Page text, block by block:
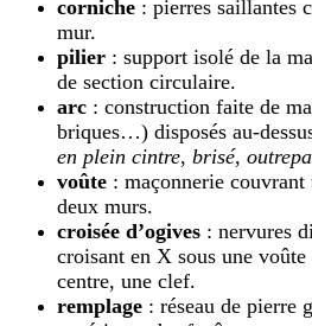
corniche : pierres saillantes
mur.
pilier : support isolé de la
de section circulaire.
arc : construction faite de
briques…) disposés au-
en plein cintre, brisé,
voûte : maçonnerie couvrant
deux murs.
croisée d’ogives : nervures
croisant en X sous une voûte
centre, une clef.
remplage : réseau de pierre